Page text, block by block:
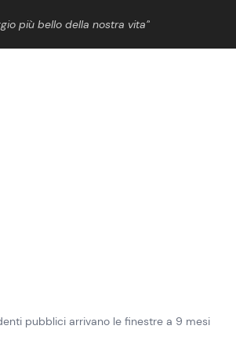
più bello della nostra vita”
pubblici arrivano le finestre a 9 mesi